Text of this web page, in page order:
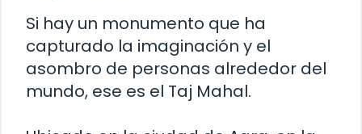
Si hay un monumento que ha
capturado la imaginación y el
asombro de personas alrededor del
mundo, ese es el Taj Mahal.